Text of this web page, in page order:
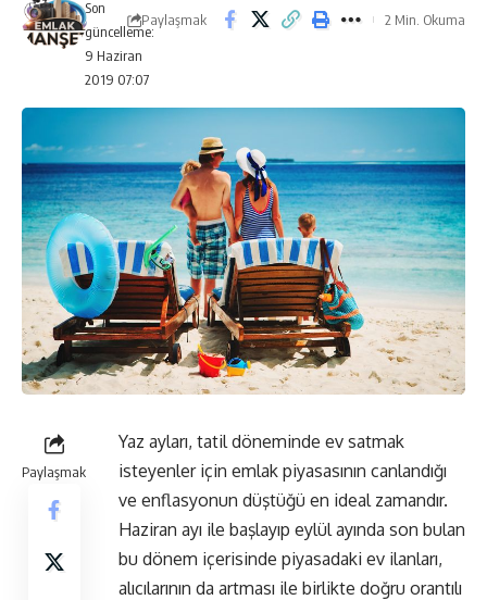
Son
güncelleme:
9 Haziran
2019 07:07
Paylaşmak 2 Min. Okuma
Paylaşmak
Yaz ayları, tatil döneminde ev satmak
isteyenler için emlak piyasasının canlandığı
ve enflasyonun düştüğü en ideal zamandır.
Haziran ayı ile başlayıp eylül ayında son bulan
bu dönem içerisinde piyasadaki ev ilanları,
alıcılarının da artması ile birlikte doğru orantılı